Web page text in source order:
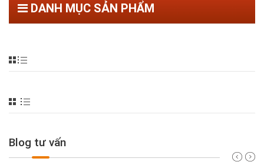
DANH MỤC SẢN PHẨM
Blog tư vấn